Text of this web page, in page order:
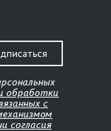
обработки
с
согласия